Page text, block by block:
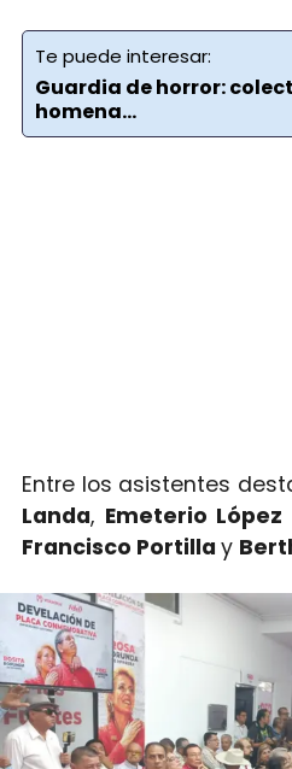
Te puede interesar:
Guardia de horror:
homena...
Entre los asistentes
Landa, Emeterio López
Francisco Portilla y